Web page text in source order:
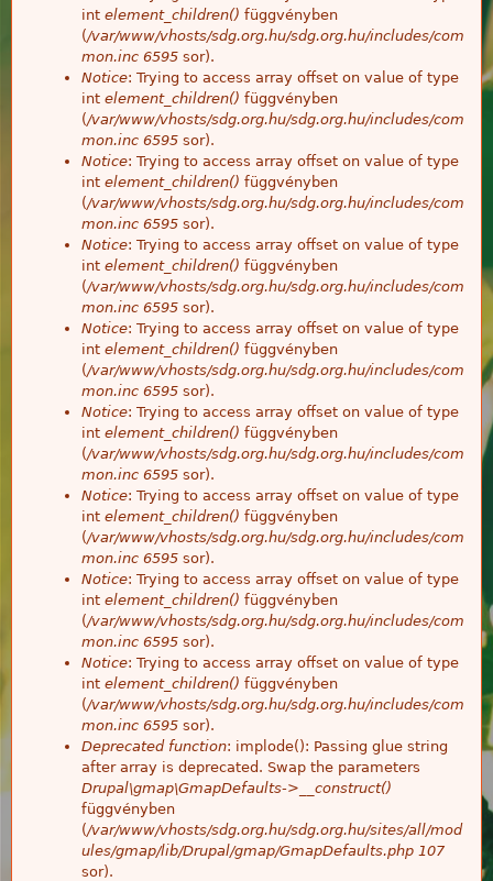
int element_children() függvényben
(/var/www/vhosts/sdg.org.hu/sdg.org.hu/includes/com
mon.inc 6595 sor).
Notice: Trying to access array offset on value of type
int element_children() függvényben
(/var/www/vhosts/sdg.org.hu/sdg.org.hu/includes/com
mon.inc 6595 sor).
Notice: Trying to access array offset on value of type
int element_children() függvényben
(/var/www/vhosts/sdg.org.hu/sdg.org.hu/includes/com
mon.inc 6595 sor).
Notice: Trying to access array offset on value of type
int element_children() függvényben
(/var/www/vhosts/sdg.org.hu/sdg.org.hu/includes/com
mon.inc 6595 sor).
Notice: Trying to access array offset on value of type
int element_children() függvényben
(/var/www/vhosts/sdg.org.hu/sdg.org.hu/includes/com
mon.inc 6595 sor).
Notice: Trying to access array offset on value of type
int element_children() függvényben
(/var/www/vhosts/sdg.org.hu/sdg.org.hu/includes/com
mon.inc 6595 sor).
Notice: Trying to access array offset on value of type
int element_children() függvényben
(/var/www/vhosts/sdg.org.hu/sdg.org.hu/includes/com
mon.inc 6595 sor).
Notice: Trying to access array offset on value of type
int element_children() függvényben
(/var/www/vhosts/sdg.org.hu/sdg.org.hu/includes/com
mon.inc 6595 sor).
Notice: Trying to access array offset on value of type
int element_children() függvényben
(/var/www/vhosts/sdg.org.hu/sdg.org.hu/includes/com
mon.inc 6595 sor).
Deprecated function: implode(): Passing glue string
after array is deprecated. Swap the parameters
Drupal\gmap\GmapDefaults->__construct()
függvényben
(/var/www/vhosts/sdg.org.hu/sdg.org.hu/sites/all/mod
ules/gmap/lib/Drupal/gmap/GmapDefaults.php 107
sor).